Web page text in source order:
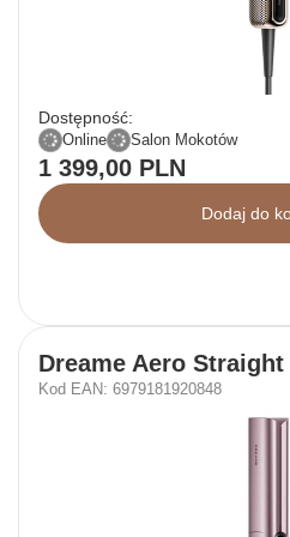
Dostępność:
Online Salon Mokotów
1 399,00 PLN
Dodaj do
Dreame Aero
Kod EAN: 6979181920848